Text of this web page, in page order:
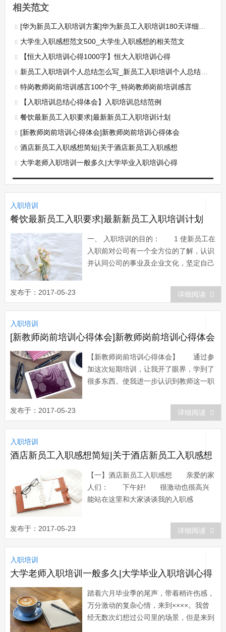
相关范文
[华为新员工入职培训方案]华为新员工入职培训180天详细培训计划
大学生入职感想范文500_大学生入职感想的相关范文
【恒大入职培训心得1000字】恒大入职培训心得
新员工入职培训个人总结怎么写_新员工入职培训个人总结范文
特岗教师岗前培训感言100个字_特岗教师岗前培训感言
【入职培训总结心得体会】入职培训总结范例
餐饮最新员工入职要求|最新新员工入职培训计划
[新教师岗前培训心得体会]新教师岗前培训心得体会
酒店新员工入职感想简短|关于酒店新员工入职感想
大学老师入职培训一般多久|大学毕业入职培训心得
入职培训
餐饮最新员工入职要求|最新新员工入职培训计划
一、 入职培训的目的： 1 使新员工在
入职前对公司有一个全方位的了解，认识
并认同公司的事业及企业文化，坚定自己
和行为规范; 2 使新员工明确自己的岗
位职责、工作任务和工作目标，掌握工作
要领、工作程序和工作方法，尽快进入岗
发布于：2017-05-23 详细阅读
入职培训
[新教师岗前培训心得体会]新教师岗前培训心得体会
【新教师岗前培训心得体会】 通过参
加这次短期培训，让我开了眼界，学到了
很多东西。使我进一步认识到教师这一职
更加坚定了我搞好教学、科研工作的信
心。并利用此次培训所学理论和方法，不
断丰富和提高自身素质，处理好与同事以
及学生们的关系，兢兢业业，刻苦钻研，
为教育事业...
发布于：2017-05-23 详细阅读
入职培训
酒店新员工入职感想简短|关于酒店新员工入职感想
【一】酒店新员工入职感想 亲爱的家
人们： 下午好! 很激动也很高兴
能站在这里和大家谈谈我的入职感
份的启动大会。 我被当时的氛围所感
染，被员工之间那种互帮互助的情谊，被
那一个个爱的拥抱所感动。我明白了为什
麽这里都称为家人。我想在这个大家庭
中，我们更应该...
发布于：2017-05-23 详细阅读
入职培训
大学老师入职培训一般多久|大学毕业入职培训心得
踏着六月毕业季的尾声，带着稍许伤感，
万分激动的复杂心情，来到××××。我曾
经无数次幻想过公司里的场景，但是来到